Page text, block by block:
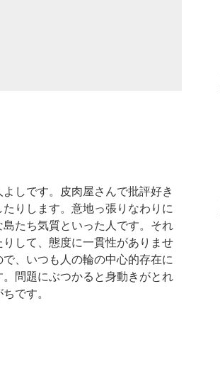
しです。皮肉屋さんで批評好き
りします。意地っ張りなわりに
たち気質といった人です。それ
して、態度に一貫性がありませ
、いつも人の輪の中心的存在に
問題にぶつかると身動きがとれ
です。